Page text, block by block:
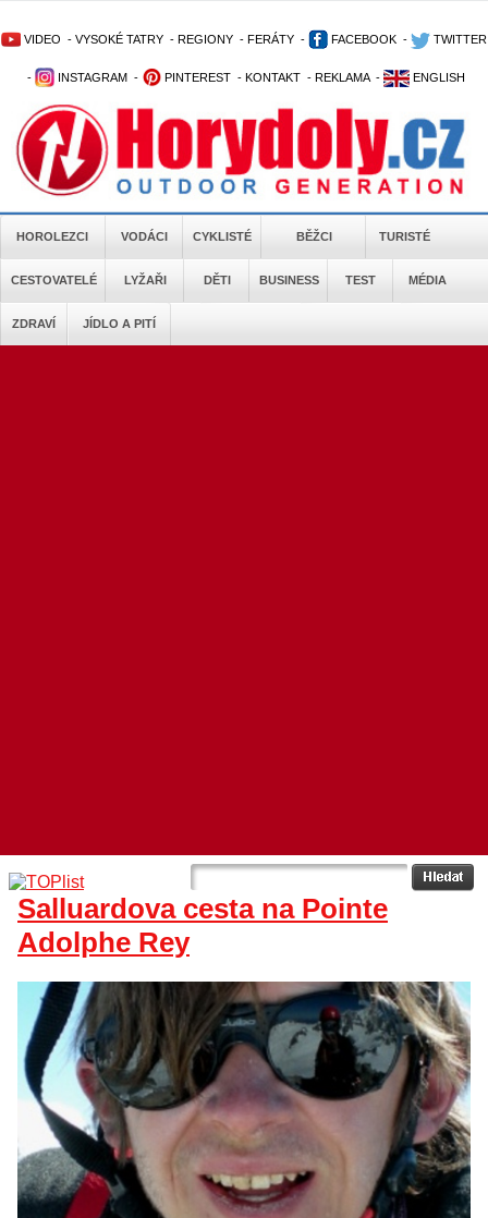
VIDEO - VYSOKÉ TATRY - REGIONY - FERÁTY - FACEBOOK - TWITTER
- INSTAGRAM - PINTEREST - KONTAKT - REKLAMA - ENGLISH
HOROLEZCI VODÁCI CYKLISTÉ BĚŽCI TURISTÉ
CESTOVATELÉ LYŽAŘI DĚTI BUSINESS TEST MÉDIA
ZDRAVÍ JÍDLO A PITÍ
Salluardova cesta na Pointe
Adolphe Rey